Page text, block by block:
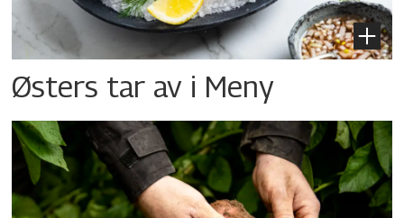
Østers tar av i Meny